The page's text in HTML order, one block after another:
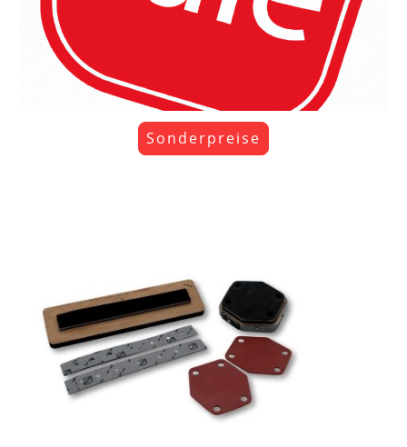
Sonderpreise